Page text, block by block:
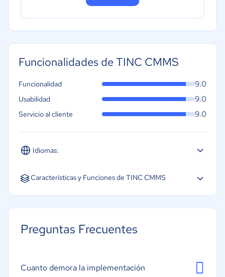
Funcionalidades de TINC CMMS
Idiomas:
Español
Funcionalidad 9.0
Usabilidad 9.0
Servicio al cliente 9.0
Características y Funciones de TINC CMMS
Mantenimiento preventivo
Disponibilidad de la capacidad instalada
Preguntas Frecuentes
Cuanto demora la implementación